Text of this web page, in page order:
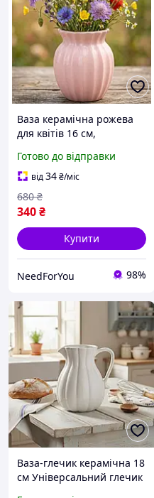
Ваза керамічна рожева
для квітів 16 см,
ваза для сухоцвітів та
інтер'єрного декору
Готово до відправки
від34₴/міс
340₴
680 ₴
Купити
NeedForYou 98%
Ваза-глечик керамічна 18
см Універсальний глечик